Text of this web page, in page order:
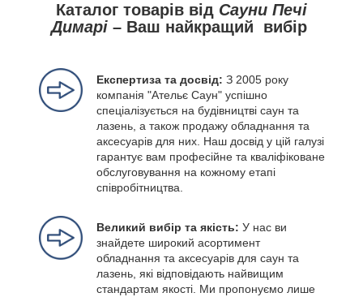
Каталог товарів від Сауни Печі
Димарі – Ваш найкращий вибір
Експертиза та досвід: З 2005 року
компанія "Ательє Саун" успішно
спеціалізується на будівництві саун та
лазень, а також продажу обладнання та
аксесуарів для них. Наш досвід у цій галузі
гарантує вам професійне та кваліфіковане
обслуговування на кожному етапі
співробітництва.
Великий вибір та якість: У нас ви
знайдете широкий асортимент
обладнання та аксесуарів для саун та
лазень, які відповідають найвищим
стандартам якості. Ми пропонуємо лише